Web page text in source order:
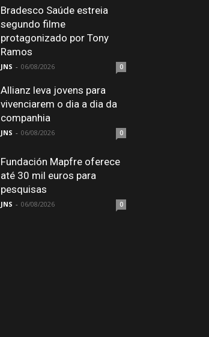
Bradesco Saúde estreia
segundo filme
protagonizado por Tony
Ramos
JNS - 06/08/2026 0
Allianz leva jovens para
vivenciarem o dia a dia da
companhia
JNS - 06/08/2026 0
Fundación Mapfre oferece
até 30 mil euros para
pesquisas
JNS - 06/08/2026 0